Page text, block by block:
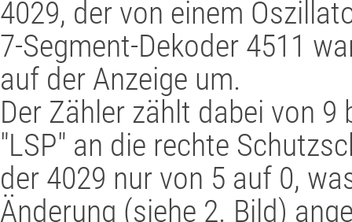
4029, der von einem
7-Segment-Dekoder 4511
auf der Anzeige um.
Der Zähler zählt dabei von
"LSP" an die rechte
der 4029 nur von 5 auf 0,
Änderung (siehe 2. Bild)